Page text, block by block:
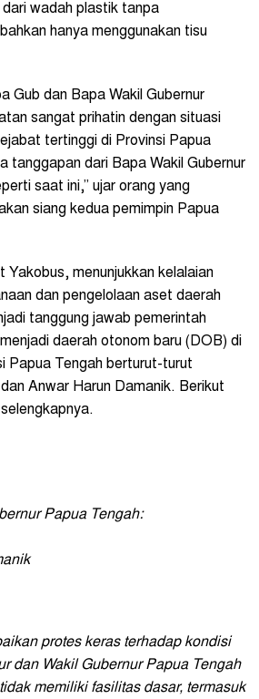
wadah plastik tanpa
hanya menggunakan tisu
Gub dan Bapa Wakil Gubernur
sangat prihatin dengan situasi
tertinggi di Provinsi Papua
tanggapan dari Bapa Wakil Gubernur
saat ini,” ujar orang yang
siang kedua pemimpin Papua
Yakobus, menunjukkan kelalaian
dan pengelolaan aset daerah
tanggung jawab pemerintah
daerah otonom baru (DOB) di
Papua Tengah berturut-turut
Anwar Harun Damanik. Berikut
Papua Tengah:
protes keras terhadap kondisi
dan Wakil Gubernur Papua Tengah
memiliki fasilitas dasar, termasuk